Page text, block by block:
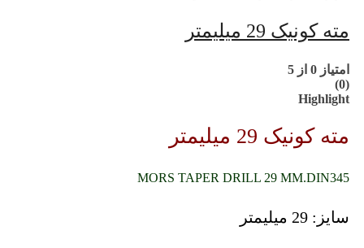
مته کونیک 29 میلیمتر
امتیاز 0 از 5
(0)
Highlight
مته کونیک 29 میلیمتر
MORS TAPER DRILL 29 MM.DIN345
سایز: 29 میلیمتر